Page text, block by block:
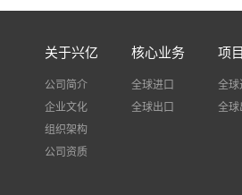
关于兴亿
公司简介
企业文化
组织架构
公司资质
核心业务
全球进口
全球出口
项
全球
全球